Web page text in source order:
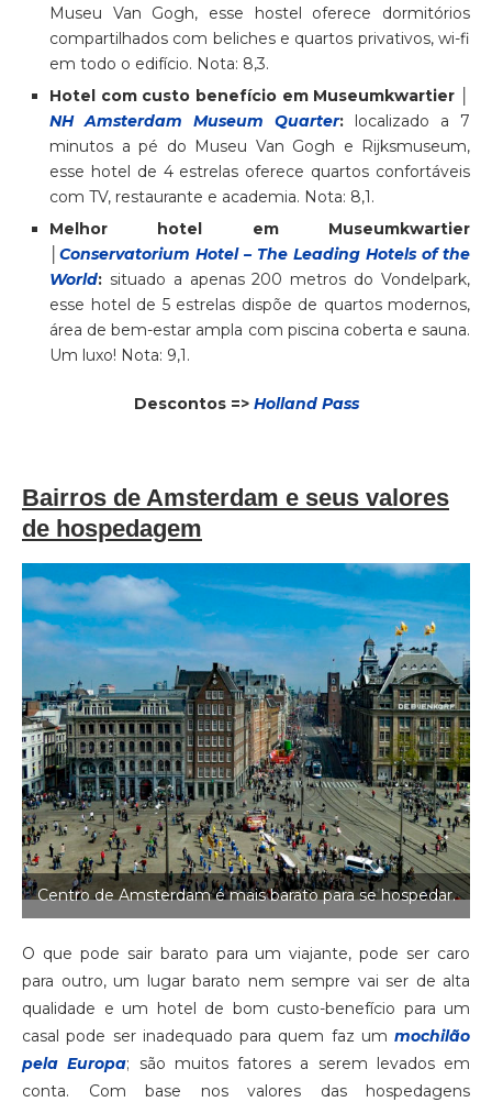
Museu Van Gogh, esse hostel oferece dormitórios
compartilhados com beliches e quartos privativos, wi-fi
em todo o edifício. Nota: 8,3.
Hotel com custo benefício em Museumkwartier │
NH Amsterdam Museum Quarter: localizado a 7
minutos a pé do Museu Van Gogh e Rijksmuseum,
esse hotel de 4 estrelas oferece quartos confortáveis
com TV, restaurante e academia. Nota: 8,1.
Melhor hotel em Museumkwartier
Conservatorium Hotel – The Leading Hotels of the
World: situado a apenas 200 metros do Vondelpark,
esse hotel de 5 estrelas dispõe de quartos modernos,
área de bem-estar ampla com piscina coberta e sauna.
Um luxo! Nota: 9,1.
Descontos => Holland Pass
Bairros de Amsterdam e seus valores
de hospedagem
Centro de Amsterdam é mais barato para se hospedar.
O que pode sair barato para um viajante, pode ser caro
para outro, um lugar barato nem sempre vai ser de alta
qualidade e um hotel de bom custo-benefício para um
casal pode ser inadequado para quem faz um mochilão
pela Europa; são muitos fatores a serem levados em
conta. Com base nos valores das hospedagens